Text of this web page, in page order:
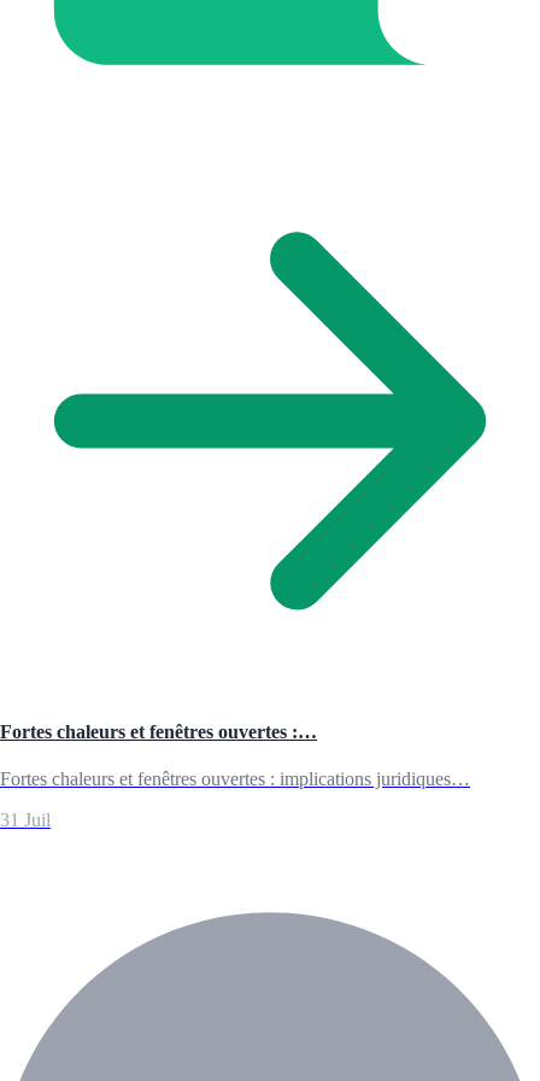
Fortes chaleurs et fenêtres ouvertes :…
Fortes chaleurs et fenêtres ouvertes : implications juridiques…
31 Juil